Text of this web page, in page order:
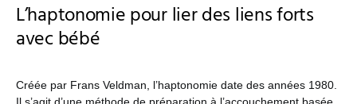
L’haptonomie pour lier des liens forts
avec bébé
Créée par Frans Veldman, l’haptonomie date des années 1980.